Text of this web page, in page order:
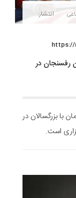
انتشار:
https://
رفسنجان در
با بزرگسالان در
است.